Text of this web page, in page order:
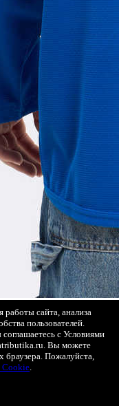
сайта, анализа
пользователей.
с Условиями
Вы можете
браузера. Пожалуйста,
Cookie.